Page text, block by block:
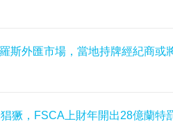
斯外匯市場，當地持牌經紀商或
獗，FSCA上財年開出28億蘭特